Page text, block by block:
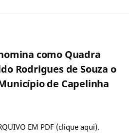
como Quadra
Rodrigues de Souza o
de Capelinha
EM PDF (clique aqui).